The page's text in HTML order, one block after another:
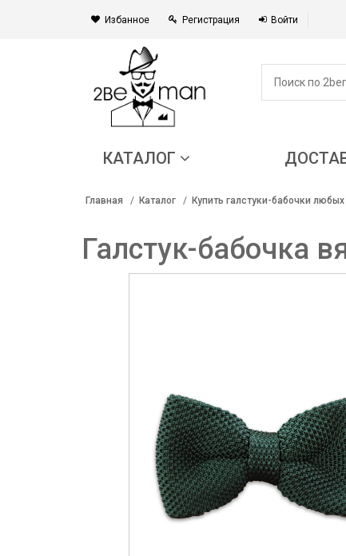
Избанное Регистрация Войти
КАТАЛОГ
Главная Каталог Купить галстуки-бабочки
Галстук-бабочка